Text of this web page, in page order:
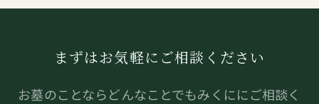
まずはお気軽にご相談ください
お墓のことならどんなことでもみくににご相談く